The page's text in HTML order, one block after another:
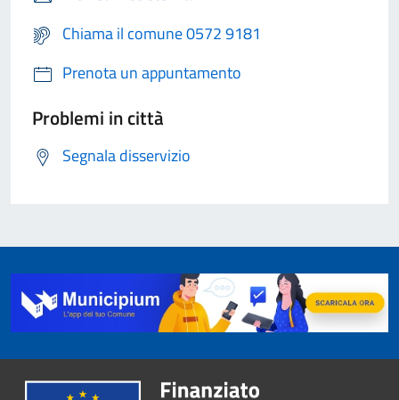
Chiama il comune 0572 9181
Prenota un appuntamento
Problemi in città
Segnala disservizio